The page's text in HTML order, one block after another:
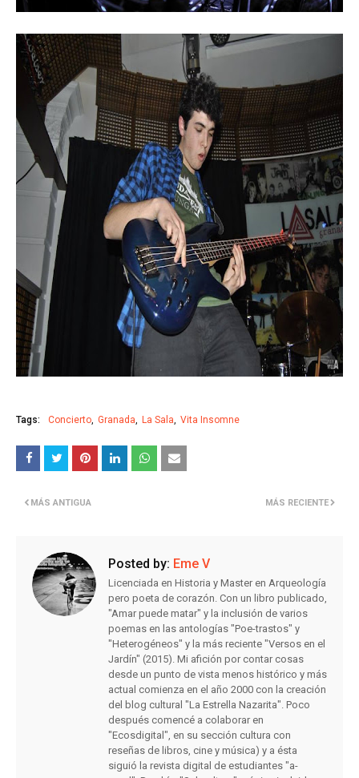
Tags: Concierto Granada La Sala Vita Insomne
MÁS RECIENTE
MÁS ANTIGUA
Posted by: Eme V
Licenciada en Historia y Master en Arqueología
pero poeta de corazón. Con un libro publicado,
"Amar puede matar" y la inclusión de varios
poemas en las antologías "Poe-trastos" y
"Heterogéneos" y la más reciente "Versos en el
Jardín" (2015). Mi afición por contar cosas
desde un punto de vista menos histórico y más
actual comienza en el año 2000 con la creación
del blog cultural "La Estrella Nazarita". Poco
después comencé a colaborar en
"Ecosdigital", en su sección cultura con
reseñas de libros, cine y música) y a ésta
siguió la revista digital de estudiantes "a-